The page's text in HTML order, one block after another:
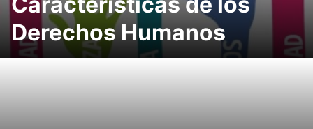
Derechos Humanos